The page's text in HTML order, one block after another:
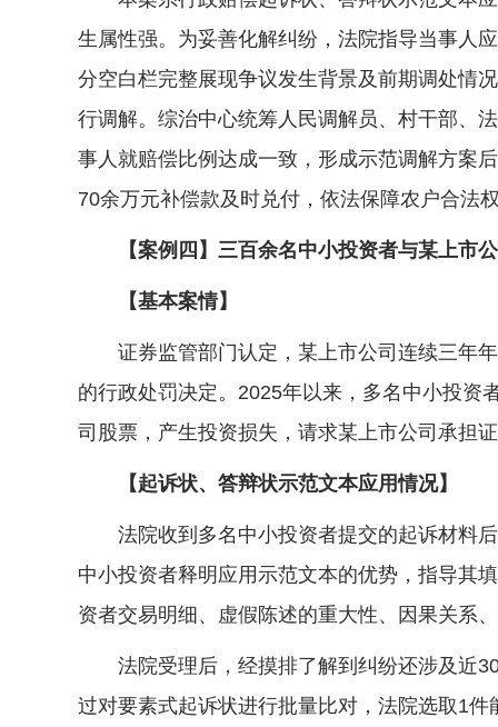
生属性强。为妥善化解纠纷，法院指导当事人
分空白栏完整展现争议发生背景及前期调处情
行调解。综治中心统筹人民调解员、村干部、
事人就赔偿比例达成一致，形成示范调解方案
70余万元补偿款及时兑付，依法保障农户合法
【案例四】三百余名中小投资者与某上市
【基本案情】
证券监管部门认定，某上市公司连续三年年
的行政处罚决定。2025年以来，多名中小投资
司股票，产生投资损失，请求某上市公司承担
【起诉状、答辩状示范文本应用情况】
法院收到多名中小投资者提交的起诉材料后
中小投资者释明应用示范文本的优势，指导其
资者交易明细、虚假陈述的重大性、因果关系
法院受理后，经摸排了解到纠纷还涉及近
过对要素式起诉状进行批量比对，法院选取1